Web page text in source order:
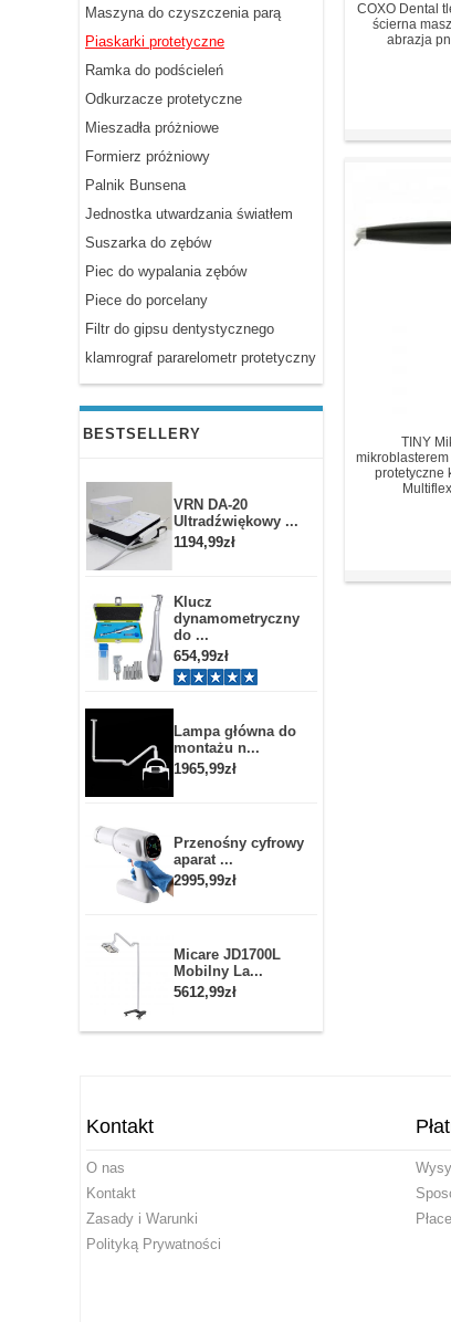
Maszyna do czyszczenia parą
Piaskarki protetyczne
Ramka do podścieleń
Odkurzacze protetyczne
Mieszadła próżniowe
Formierz próżniowy
Palnik Bunsena
Jednostka utwardzania światłem
Suszarka do zębów
Piec do wypalania zębów
Piece do porcelany
Filtr do gipsu dentystycznego
klamrograf pararelometr protetyczny
BESTSELLERY
VRN DA-20
Ultradźwiękowy ...
1194,99zł
Klucz
dynamometryczny
do ...
654,99zł
Lampa główna do
montażu n...
1965,99zł
Przenośny cyfrowy
aparat ...
2995,99zł
Micare JD1700L
Mobilny La...
5612,99zł
COXO Dental
ścierna
abrazja
TINY
protetyczne
Kontakt
O nas
Kontakt
Zasady i Warunki
Polityką Prywatności